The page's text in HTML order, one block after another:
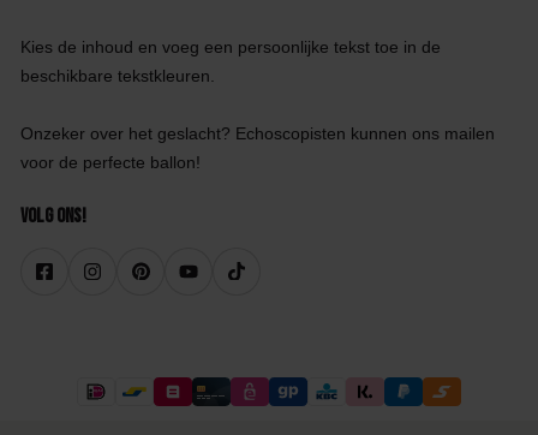
Kies de inhoud en voeg een persoonlijke tekst toe in de
beschikbare tekstkleuren.
Onzeker over het geslacht? Echoscopisten kunnen ons mailen
voor de perfecte ballon!
Volg ons!